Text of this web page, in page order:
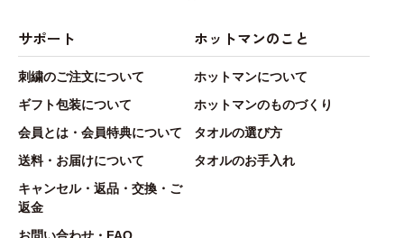
サポート
刺繍のご注文について
ギフト包装について
会員とは・会員特典について
送料・お届けについて
キャンセル・返品・交換・ご
返金
ホットマンのこと
ホットマンについて
ホットマンのものづくり
タオルの選び方
タオルのお手入れ